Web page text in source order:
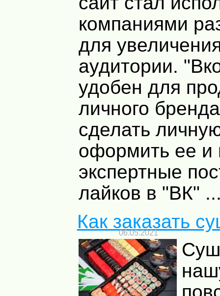
компаниями
для
аудитории.
удобен для
личного
сделать
оформить ее и
экспертные
лайков в "ВК"
Как заказать
06.05.2021